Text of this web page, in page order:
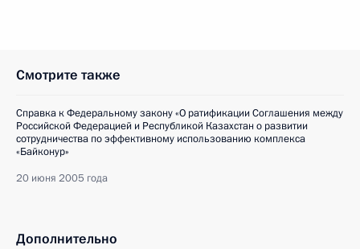
Смотрите также
Справка к Федеральному закону «О ратификации Соглашения между
Российской Федерацией и Республикой Казахстан о развитии
сотрудничества по эффективному использованию комплекса
«Байконур»
20 июня 2005 года
Дополнительно